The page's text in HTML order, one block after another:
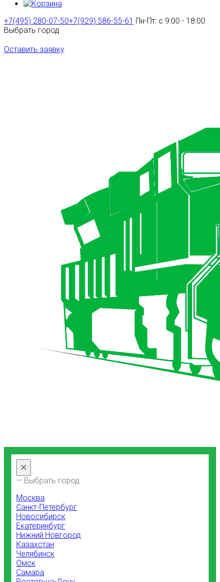
+7(495) 280-07-50+7(929) 586-55-61 Пн-Пт: с 9:00 - 18:00
Выбрать город
Оставить заявку
×
— Выбрать город:
Москва
Санкт-Петербург
Новосибирск
Екатеринбург
Нижний Новгород
Казахстан
Челябинск
Омск
Самара